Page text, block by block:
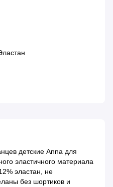
детские Anna для
эластичного материала
эластан, не
без шортиков и